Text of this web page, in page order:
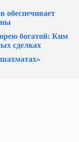
обеспечивает
богатой: Ким
сделках